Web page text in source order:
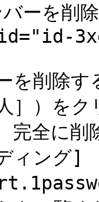
バーを
を削除
］）を
完全に
ィング]